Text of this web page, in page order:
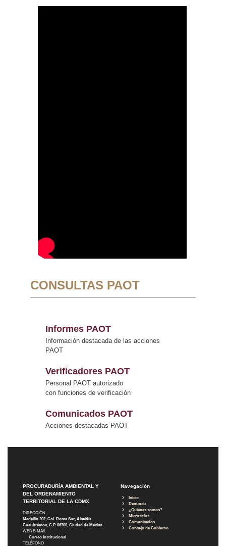
CONSULTAS PAOT
Informes PAOT
Información destacada de las acciones
PAOT
Verificadores PAOT
Personal PAOT autorizado
con funciones de verificación
Comunicados PAOT
Acciones destacadas PAOT
PROCURADURÍA AMBIENTAL Y
DEL ORDENAMIENTO
TERRITORIAL DE LA CDMX
DIRECCIÓN
Medellín 202, Col. Roma Sur, Alcaldía
Cuauhtémoc, C.P. 06700, Ciudad de México
WEB E-MAIL
Correo Institucional
TELÉFONO
Navegación
Inicio
Denuncia
¿Quiénes somos?
Micrositios
Comunicados
Consejo de Gobierno